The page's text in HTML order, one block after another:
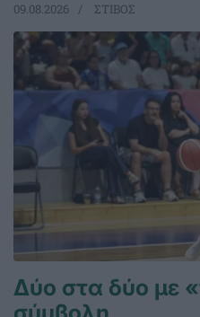
09.08.2026 ΣΤΙΒΟΣ
Δύο στα δύο με